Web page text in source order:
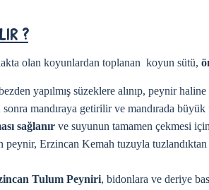
?
olan koyunlardan toplanan koyun sütü,
yapılmış süzeklere alınıp, peynir
mandıraya getirilir ve mandırada
sağlanır ve suyunun tamamen çekmesi
Erzincan Kemah tuzuyla
Tulum Peyniri, bidonlara ve deriye